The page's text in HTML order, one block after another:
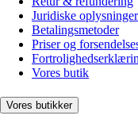
Juridiske oplysninger
Betalingsmetoder
Priser og
Vores butik
Vores butikker